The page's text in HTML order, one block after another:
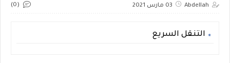
Abdellah 03 مارس 2021 (0)
التنقل السريع